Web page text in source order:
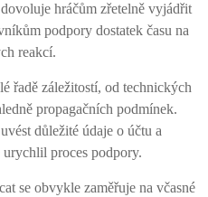
hráčům zřetelně vyjádřit
podpory dostatek času na
reakcí.
řadě záležitostí, od technických
propagačních podmínek.
důležité údaje o účtu a
proces podpory.
se obvykle zaměřuje na včasné